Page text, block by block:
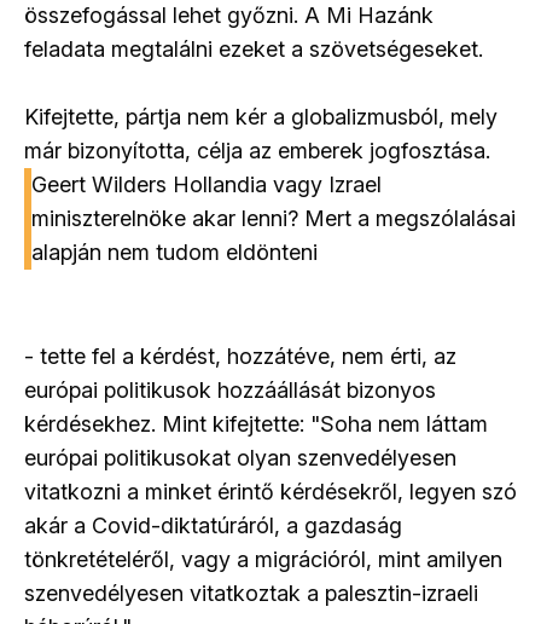
összefogással lehet győzni. A Mi Hazánk
feladata megtalálni ezeket a szövetségeseket.
Kifejtette, pártja nem kér a globalizmusból, mely
már bizonyította, célja az emberek jogfosztása.
Geert Wilders Hollandia vagy Izrael
miniszterelnöke akar lenni? Mert a megszólalásai
alapján nem tudom eldönteni
- tette fel a kérdést, hozzátéve, nem érti, az
európai politikusok hozzáállását bizonyos
kérdésekhez. Mint kifejtette: "Soha nem láttam
európai politikusokat olyan szenvedélyesen
vitatkozni a minket érintő kérdésekről, legyen szó
akár a Covid-diktatúráról, a gazdaság
tönkretételéről, vagy a migrációról, mint amilyen
szenvedélyesen vitatkoztak a palesztin-izraeli